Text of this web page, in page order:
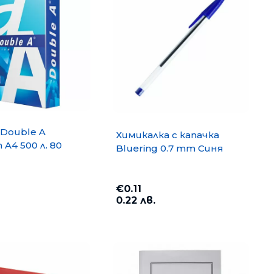
A
500 л. 80
Химикалка с капачка
Bluering 0.7 mm Синя
€0.11
0.22 лв.